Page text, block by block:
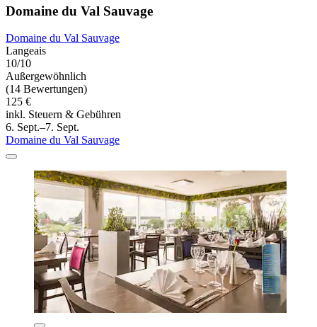
Domaine du Val Sauvage
Domaine du Val Sauvage
Langeais
10/10
Außergewöhnlich
(14 Bewertungen)
125 €
inkl. Steuern & Gebühren
6. Sept.–7. Sept.
Domaine du Val Sauvage